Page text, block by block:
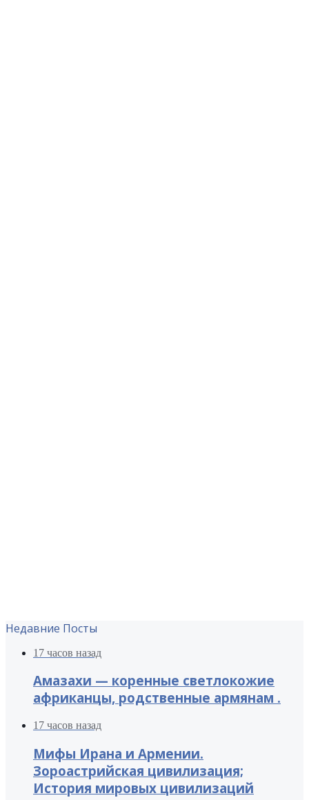
Недавние Посты
17 часов назад
Амазахи — коренные светлокожие
африканцы, родственные армянам .
17 часов назад
Мифы Ирана и Армении.
Зороастрийская цивилизация;
История мировых цивилизаций